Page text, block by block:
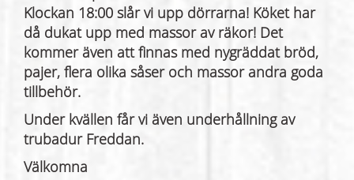
Klockan 18:00 slår vi upp dörrarna! Köket har
då dukat upp med massor av räkor! Det
kommer även att finnas med nygräddat bröd,
pajer, flera olika såser och massor andra goda
tillbehör.
Under kvällen får vi även underhållning av
trubadur Freddan.
Välkomna